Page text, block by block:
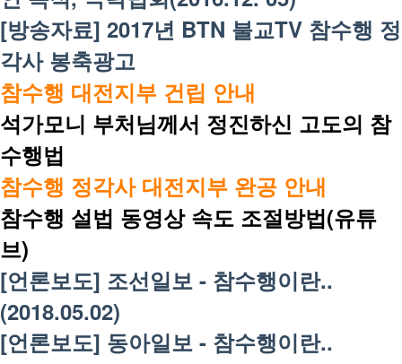
[방송자료] 2017년 BTN 불교TV 참수행 정
각사 봉축광고
참수행 대전지부 건립 안내
석가모니 부처님께서 정진하신 고도의 참
수행법
참수행 정각사 대전지부 완공 안내
참수행 설법 동영상 속도 조절방법(유튜
브)
[언론보도] 조선일보 - 참수행이란..
(2018.05.02)
[언론보도] 동아일보 - 참수행이란..